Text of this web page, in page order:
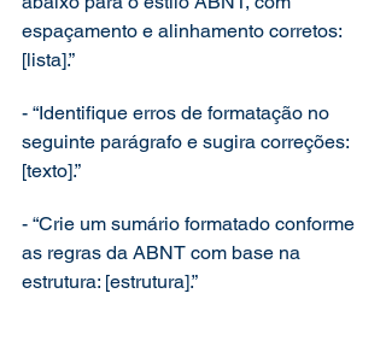
espaçamento e alinhamento corretos:
[lista].”
- “Identifique erros de formatação no
seguinte parágrafo e sugira correções:
[texto].”
- “Crie um sumário formatado conforme
as regras da ABNT com base na
estrutura: [estrutura].”